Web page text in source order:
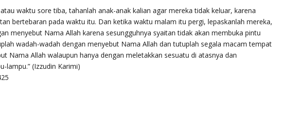
waktu sore tiba, tahanlah anak-anak kalian agar mereka tidak keluar, karena
bertebaran pada waktu itu. Dan ketika waktu malam itu pergi, lepaskanlah mereka,
menyebut Nama Allah karena sesungguhnya syaitan tidak akan membuka pintu
wadah-wadah dengan menyebut Nama Allah dan tutuplah segala macam tempat
Nama Allah walaupun hanya dengan meletakkan sesuatu di atasnya dan
lampu.” (Izzudin Karimi)